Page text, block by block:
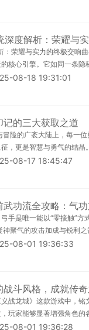
深度解析：荣耀与
：荣耀与实力的终极交响
核心引擎。它如同一条隐
08-18 19:31:01
记的三大获取之道
险的广袤大陆上，每一
，更是智慧与勇气的结晶
08-17 18:45:47
武功流全攻略：气
手是唯一能以“零接触”
聚气的攻击加成与锐利之
08-01 19:36:33
战斗风格，成就传
战龙城》这款游戏中，
玩家能够显著增强角色的
08-01 19:36:28